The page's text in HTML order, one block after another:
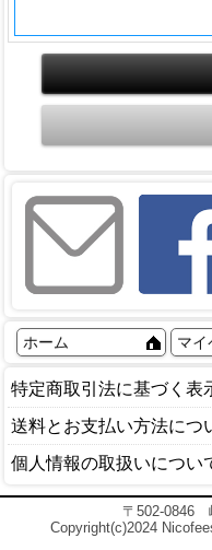
ホーム マイ
特定商取引法に基づく表
送料とお支払い方法につ
個人情報の取扱いについ
〒502-0846
Copyright(c)2024